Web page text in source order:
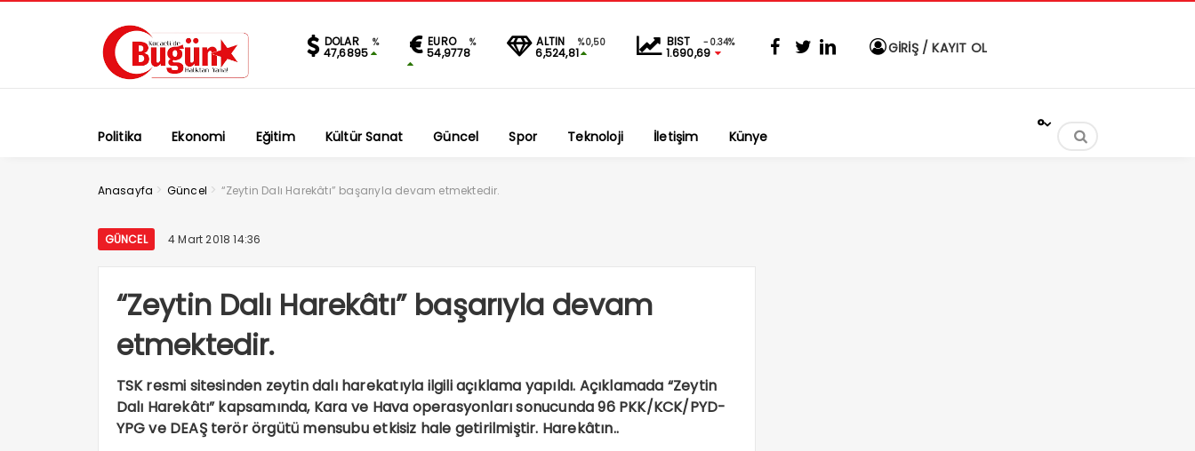
DOLAR %
47,6895
EURO %
54,9778
ALTIN %0,50
6,524,81
BIST -0.34%
1.690,69 GİRİŞ / KAYIT OL
Politika Ekonomi Eğitim Kültür Sanat Güncel Spor Teknoloji İletişim Künye
°
Anasayfa > Güncel > “Zeytin Dalı Harekâtı” başarıyla devam etmektedir.
GÜNCEL 4 Mart 2018 14:36
“Zeytin Dalı Harekâtı” başarıyla devam
etmektedir.
TSK resmi sitesinden zeytin dalı harekatıyla ilgili açıklama yapıldı. Açıklamada “Zeytin
Dalı Harekâtı” kapsamında, Kara ve Hava operasyonları sonucunda 96 PKK/KCK/PYD-
YPG ve DEAŞ terör örgütü mensubu etkisiz hale getirilmiştir. Harekâtın..